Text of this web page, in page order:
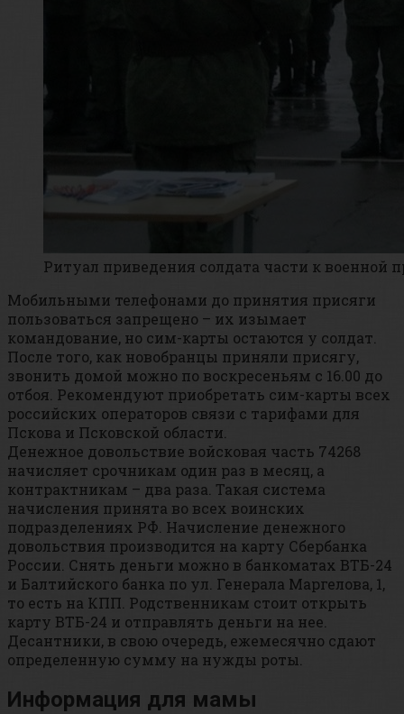
Ритуал приведения солдата части к военной
Мобильными телефонами до принятия присяги
пользоваться запрещено – их изымает
командование, но сим-карты остаются у солдат.
После того, как новобранцы приняли присягу,
звонить домой можно по воскресеньям с 16.00 до
отбоя. Рекомендуют приобретать сим-карты всех
российских операторов связи с тарифами для
Пскова и Псковской области.
Денежное довольствие войсковая часть 74268
начисляет срочникам один раз в месяц, а
контрактникам – два раза. Такая система
начисления принята во всех воинских
подразделениях РФ. Начисление денежного
довольствия производится на карту Сбербанка
России. Снять деньги можно в банкоматах ВТБ-24
и Балтийского банка по ул. Генерала Маргелова, 1,
то есть на КПП. Родственникам стоит открыть
карту ВТБ-24 и отправлять деньги на нее.
Десантники, в свою очередь, ежемесячно сдают
определенную сумму на нужды роты.
Информация для мамы